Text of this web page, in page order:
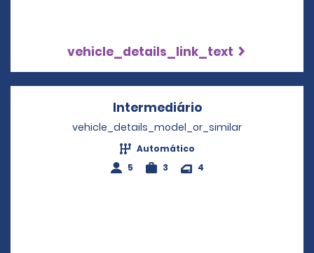
vehicle_details_link_text
IntermediárioOpens in a new
vehicle_details_model_or_similar
Automático
5
3 4